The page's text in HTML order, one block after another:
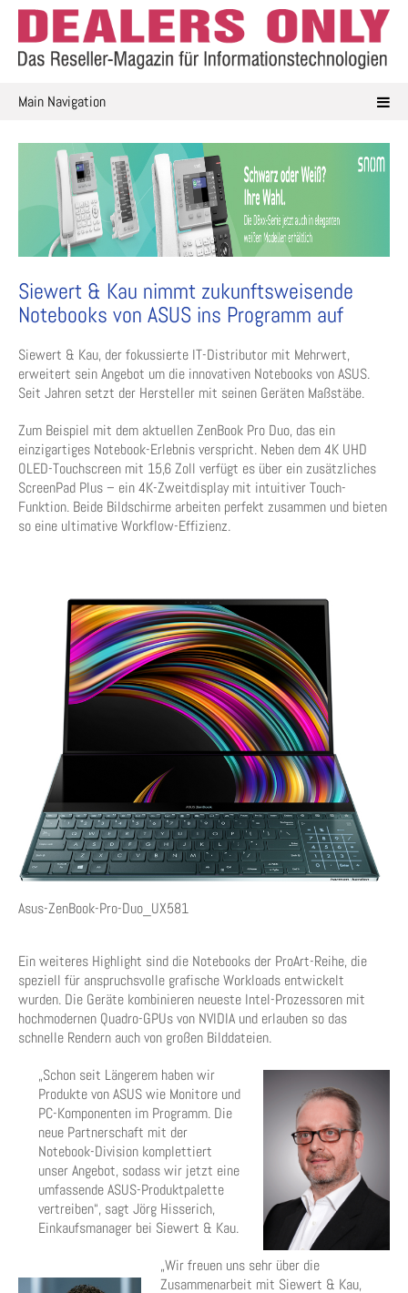
Skip
content
Main Navigation
Siewert & Kau nimmt zukunftsweisende
Notebooks von ASUS ins Programm auf
Siewert & Kau, der fokussierte IT-Distributor mit Mehrwert,
erweitert sein Angebot um die innovativen Notebooks von ASUS.
Seit Jahren setzt der Hersteller mit seinen Geräten Maßstäbe.
Zum Beispiel mit dem aktuellen ZenBook Pro Duo, das ein
einzigartiges Notebook-Erlebnis verspricht. Neben dem 4K UHD
OLED-Touchscreen mit 15,6 Zoll verfügt es über ein zusätzliches
ScreenPad Plus – ein 4K-Zweitdisplay mit intuitiver Touch-
Funktion. Beide Bildschirme arbeiten perfekt zusammen und bieten
so eine ultimative Workflow-Effizienz.
Asus-ZenBook-Pro-Duo_UX581
Ein weiteres Highlight sind die Notebooks der ProArt-Reihe, die
speziell für anspruchsvolle grafische Workloads entwickelt
wurden. Die Geräte kombinieren neueste Intel-Prozessoren mit
hochmodernen Quadro-GPUs von NVIDIA und erlauben so das
schnelle Rendern auch von großen Bilddateien.
„Schon seit Längerem haben wir
Produkte von ASUS wie Monitore und
PC-Komponenten im Programm. Die
neue Partnerschaft mit der
Notebook-Division komplettiert
unser Angebot, sodass wir jetzt eine
umfassende ASUS-Produktpalette
vertreiben“, sagt Jörg Hisserich,
Einkaufsmanager bei Siewert & Kau.
„Wir freuen uns sehr über die
Zusammenarbeit mit Siewert & Kau,